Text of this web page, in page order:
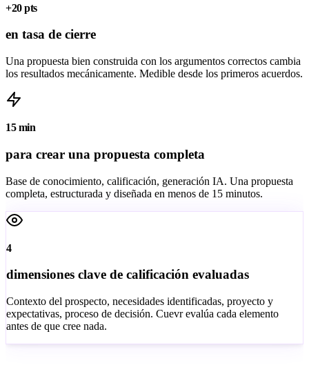
+20 pts
en tasa de cierre
Una propuesta bien construida con los argumentos correctos cambia
los resultados mecánicamente. Medible desde los primeros acuerdos.
15 min
para crear una propuesta completa
Base de conocimiento, calificación, generación IA. Una propuesta
completa, estructurada y diseñada en menos de 15 minutos.
4
dimensiones clave de calificación evaluadas
Contexto del prospecto, necesidades identificadas, proyecto y
expectativas, proceso de decisión. Cuevr evalúa cada elemento
antes de que cree nada.